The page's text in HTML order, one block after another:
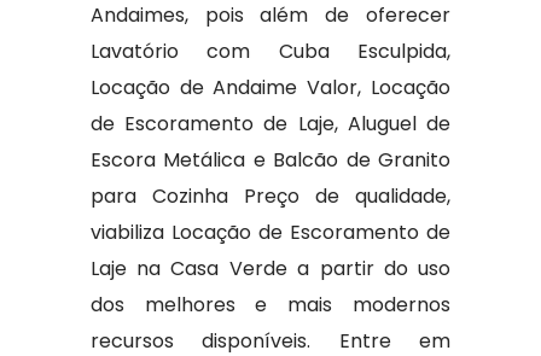
Andaimes, pois além de oferecer
Lavatório com Cuba Esculpida,
Locação de Andaime Valor, Locação
de Escoramento de Laje, Aluguel de
Escora Metálica e Balcão de Granito
para Cozinha Preço de qualidade,
viabiliza Locação de Escoramento de
Laje na Casa Verde a partir do uso
dos melhores e mais modernos
recursos disponíveis. Entre em